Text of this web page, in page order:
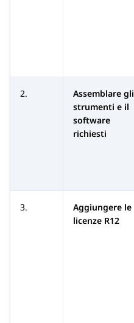
2.
Assemblare gli
strumenti e il
software
richiesti
3.
Aggiungere le
licenze R12